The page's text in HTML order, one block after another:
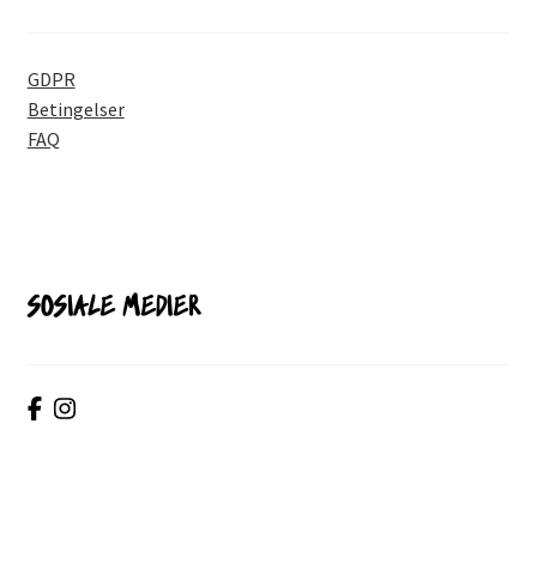
GDPR
Betingelser
FAQ
SOSIALE MEDIER